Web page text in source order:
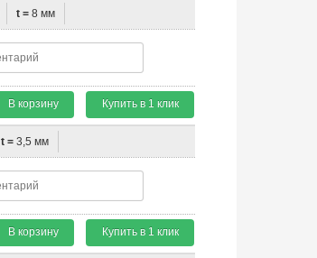
t =8 мм
В корзину Купить в 1 клик
t =3,5 мм
В корзину Купить в 1 клик